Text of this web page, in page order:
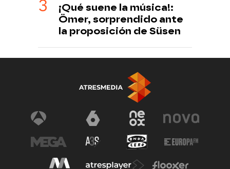
¡Qué suene la música!:
Ömer, sorprendido ante
la proposición de Süsen